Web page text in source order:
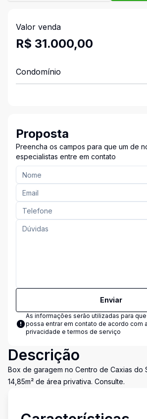
Valor venda
R$ 31.000,00
Condomínio
Proposta
Preencha os campos para que um de
especialistas entre em contato
Enviar
As informações serão utilizadas para
possa entrar em contato de acordo com a
privacidade e termos de serviço
Descrição
Box de garagem no Centro de Caxias do
14,85m² de área privativa. Consulte.